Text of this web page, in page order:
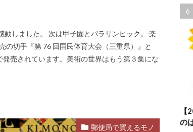
しました。 次は甲子園とパラリンピック。 楽
の切手『第 76 回国民体育大会（三重県）』と
売されています。美術の世界はもう第３集にな
郵便局で買えるモノ
の